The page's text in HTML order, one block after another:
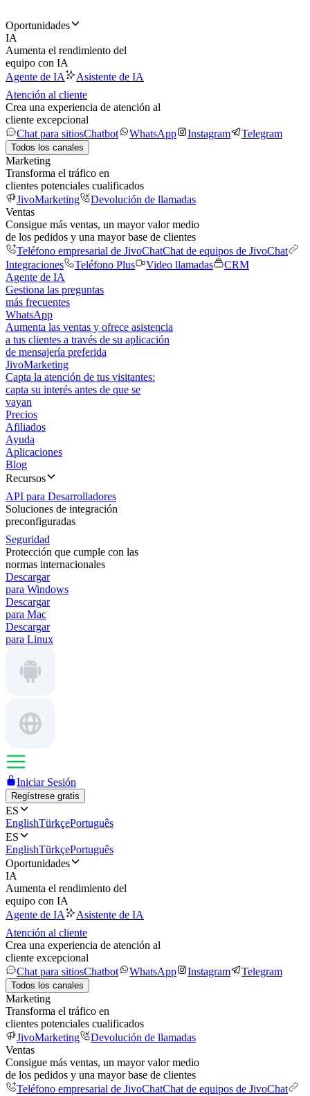
Oportunidades
IA
Aumenta el rendimiento del
equipo con IA
Agente de IA
Asistente de IA
Atención al cliente
Crea una experiencia de atención al
cliente excepcional
Chat para sitiosChatbot WhatsApp Instagram Telegram
Todos los canales
Marketing
Transforma el tráfico en
clientes potenciales cualificados
JivoMarketing
Devolución de llamadas
Ventas
Consigue más ventas, un mayor valor medio
de los pedidos y una mayor base de clientes
Teléfono empresarial de JivoChatChat de equipos de JivoChat
Integraciones
Teléfono Plus Video llamadas
CRM
Agente de IA
Gestiona las preguntas
más frecuentes
WhatsApp
Aumenta las ventas y ofrece asistencia
a tus clientes a través de su aplicación
de mensajería preferida
JivoMarketing
Capta la atención de tus visitantes:
capta su interés antes de que se
vayan
Precios
Afiliados
Ayuda
Aplicaciones
Blog
Recursos
API para Desarrolladores
Soluciones de integración
preconfiguradas
Seguridad
Protección que cumple con las
normas internacionales
Descargar
para Windows
Descargar
para Mac
Descargar
para Linux
Iniciar Sesión
Regístrese gratis
ES
EnglishTürkçePortuguês
ES
EnglishTürkçePortuguês
Oportunidades
IA
Aumenta el rendimiento del
equipo con IA
Agente de IA
Asistente de IA
Atención al cliente
Crea una experiencia de atención al
cliente excepcional
Chat para sitiosChatbot WhatsApp Instagram Telegram
Todos los canales
Marketing
Transforma el tráfico en
clientes potenciales cualificados
JivoMarketing
Devolución de llamadas
Ventas
Consigue más ventas, un mayor valor medio
de los pedidos y una mayor base de clientes
Teléfono empresarial de JivoChatChat de equipos de JivoChat